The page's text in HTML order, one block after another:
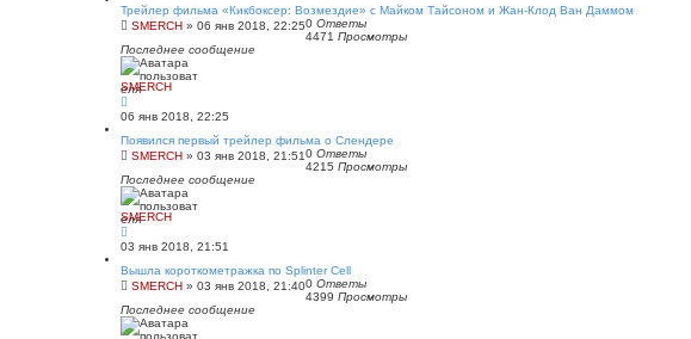
Трейлер фильма «Кикбоксер: Возмездие» с Майком Тайсоном и Жан-Клод Ван Даммом
SMERCH » 06 янв 2018, 22:250 Ответы
4471 Просмотры
Последнее сообщение
SMERCH
06 янв 2018, 22:25
Появился первый трейлер фильма о Слендере
SMERCH » 03 янв 2018, 21:510 Ответы
4215 Просмотры
Последнее сообщение
SMERCH
03 янв 2018, 21:51
Вышла короткометражка по Splinter Cell
SMERCH » 03 янв 2018, 21:400 Ответы
4399 Просмотры
Последнее сообщение